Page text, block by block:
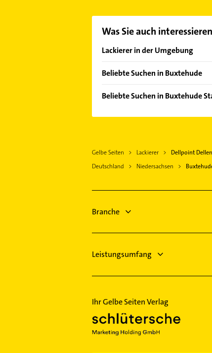
Was Sie auch
Lackierer in der Umgebung
Wedel
Hamburg
Beliebte Suchen in Buxtehude
Maler
Immobilienmakler
Arzt
Dachdecker
Beliebte Suchen in Buxtehude
Gebäudereinigung
Gelbe Seiten Lackierer
Dellpoint
Deutschland
Niedersachsen
Branche
Leistungsumfang
Ihr Gelbe Seiten Verlag